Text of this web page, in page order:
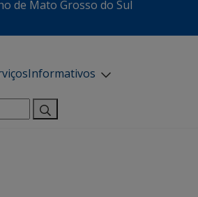
de Mato Grosso do Sul
Informativos